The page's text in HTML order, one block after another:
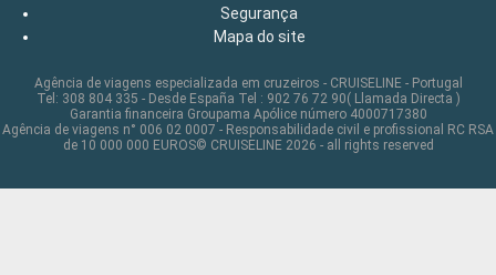
Segurança
Mapa do site
Agência de viagens especializada em cruzeiros - CRUISELINE - Portugal
Tel: 308 804 335 - Desde España Tel : 902 76 72 90( Llamada Directa )
Garantia financeira Groupama Apólice número 4000717380
Agência de viagens n° 006 02 0007 - Responsabilidade civil e profissional RC RSA
de 10 000 000 EUROS© CRUISELINE 2026 - all rights reserved